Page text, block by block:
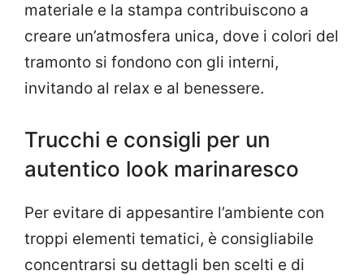
materiale e la stampa contribuiscono a
creare un’atmosfera unica, dove i colori del
tramonto si fondono con gli interni,
invitando al relax e al benessere.
Trucchi e consigli per un
autentico look marinaresco
Per evitare di appesantire l’ambiente con
troppi elementi tematici, è consigliabile
concentrarsi su dettagli ben scelti e di